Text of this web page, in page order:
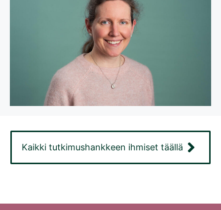
Kaikki tutkimushankkeen ihmiset täällä